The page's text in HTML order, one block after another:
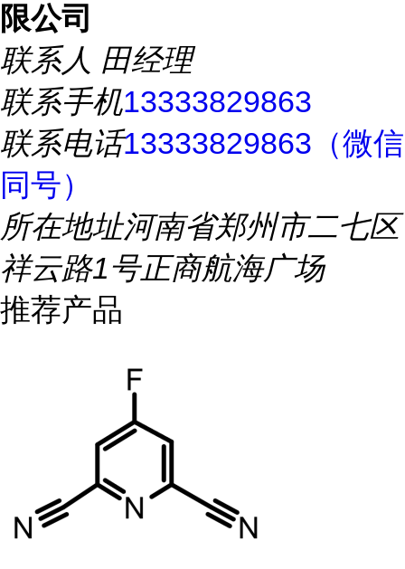
限公司
联系人 田经理
联系手机13333829863
联系电话13333829863（微信
同号）
所在地址河南省郑州市二七区
祥云路1号正商航海广场
推荐产品